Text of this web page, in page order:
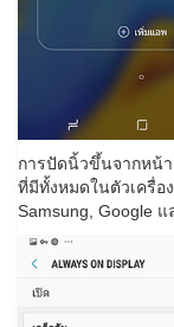
การปัดนิ้วขึ้นจากหน้า
ที่มีทั้งหมดในตัวเครื่อ
Samsung, Google